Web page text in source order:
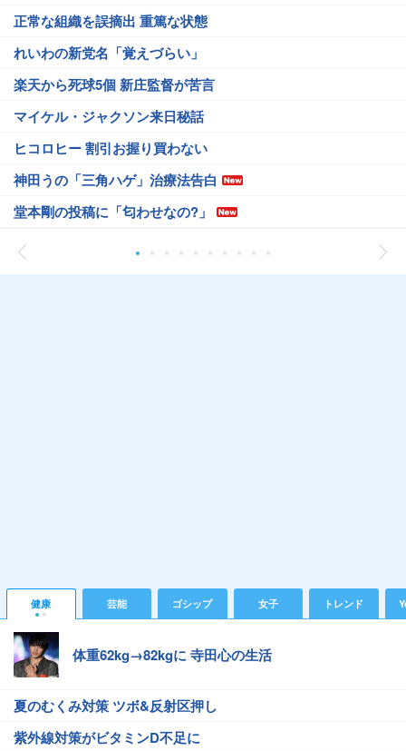
正常な組織を誤摘出 重篤な状態
れいわの新党名「覚えづらい」
楽天から死球5個 新庄監督が苦言
マイケル・ジャクソン来日秘話
ヒコロヒー 割引お握り買わない
神田うの「三角ハゲ」治療法告白
堂本剛の投稿に「匂わせなの?」
健康 芸能 ゴシップ 女子 トレンド
体重62kg→82kgに 寺田心の生活
夏のむくみ対策 ツボ&反射区押し
紫外線対策がビタミンD不足に